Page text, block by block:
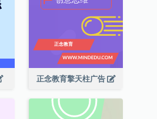
正念教育擎天柱广告